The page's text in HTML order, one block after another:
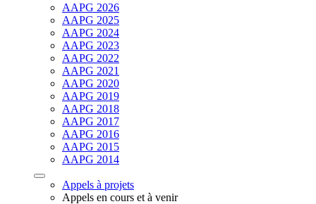
AAPG 2026
AAPG 2025
AAPG 2024
AAPG 2023
AAPG 2022
AAPG 2021
AAPG 2020
AAPG 2019
AAPG 2018
AAPG 2017
AAPG 2016
AAPG 2015
AAPG 2014
Appels à projets
Appels en cours et à venir